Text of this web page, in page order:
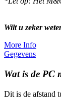
Wilt u zeker
More Info
Gegevens
Wat is de PC
Dit is de afstand